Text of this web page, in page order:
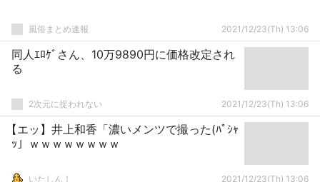
風俗まとめ速報 2021/12/23(Th) 13:06
同人ｴﾛｹﾞさん、10万9890円に価格改定され
る
2次元に捉われない 2021/12/23(Th) 13:06
【エッ】井上和香「濃いメンツで撮った(ﾊﾟｼｬ
ｯ」ｗｗｗｗｗｗｗｗ
いたしん！ 2021/12/23(Th) 13:06